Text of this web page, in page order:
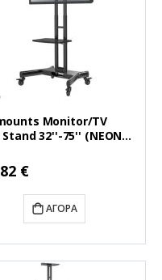
Monitor/TV
32''-75'' (NEONM-
€
ΑΓΟΡΆ